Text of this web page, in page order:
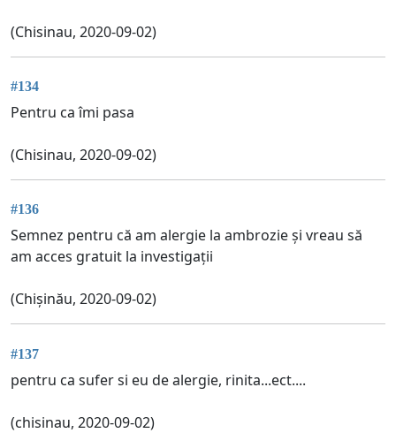
(Chisinau, 2020-09-02)
#134
Pentru ca îmi pasa
(Chisinau, 2020-09-02)
#136
Semnez pentru că am alergie la ambrozie și vreau să
am acces gratuit la investigații
(Chișinău, 2020-09-02)
#137
pentru ca sufer si eu de alergie, rinita...ect....
(chisinau, 2020-09-02)